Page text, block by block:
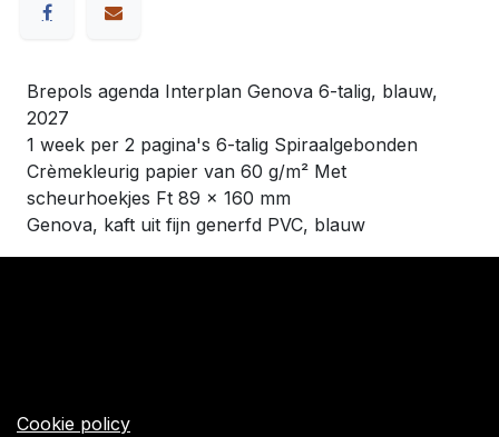
Brepols agenda Interplan Genova 6-talig, blauw,
2027
1 week per 2 pagina's 6-talig Spiraalgebonden
Crèmekleurig papier van 60 g/m² Met
scheurhoekjes Ft 89 x 160 mm
Genova, kaft uit fijn generfd PVC, blauw
Cookie policy